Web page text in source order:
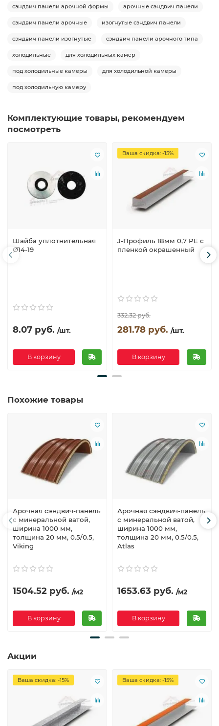
сэндвич панели арочной формы арочные сэндвич панели
сэндвич панели арочные изогнутые сэндвич панели
сэндвич панели изогнутые сэндвич панели арочного типа
холодильные для холодильных камер
под холодильные камеры для холодильной камеры
под холодильную камеру
Комплектующие товары, рекомендуем
посмотреть
Шайба уплотнительная
Ø14-19
8.07 руб. /шт.
В корзину
Ваша скидка: -15%
J-Профиль 18мм 0,7 PE с
пленкой окрашенный
332.32 руб.
281.78 руб. /шт.
В корзину
Похожие товары
Арочная сэндвич-панель
с минеральной ватой,
ширина 1000 мм,
толщина 20 мм, 0.5/0.5,
Viking
1504.52 руб. /м2
В корзину
Арочная сэндвич-панель
с минеральной ватой,
ширина 1000 мм,
толщина 20 мм, 0.5/0.5,
Atlas
1653.63 руб. /м2
В корзину
Акции
Ваша скидка: -15% Ваша скидка: -15%